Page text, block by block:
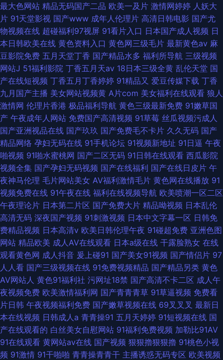
最大色网站 精品无码国产二品 欧美一及片 激情网婷婷 人妖大
片 91天堂影视 国产www 成年人伦理片 高清日韩电影 国产尤
物视频在线 超碰福利97视屏 91看片入口 日本国产成人视频 日
本日韩欧美在线 黄色资料入口 黄色网三级毛片 最新黄色av 麻
豆影院免费 五月天堂丁香 国产精品水多 福利所导航 三级视频
网站J 51福利影院 丁香五月天av 18日本三级全黄 乱伦天堂 国
产在线短视频 丁香五月丁香婷婷 91精品又 爱豆传媒下载 丁香
九月国产主播 美女网站视频黄 A片com 美女福利在线观看 狼人
激情网 伦理片香港 极品福利导航 黄色三级最新免费 91嫩草国
产 午夜成年人网站 免费国产高清视频 91草莓 丝瓜视频污成人
国产亚洲视品在线 国产玖玖 国产免费毛不卡片 久久无码 国产
精品网络 孕妇无码在线 91手机论坛 91视频新地址 91日逼 午夜
啪视频 91啪水蜜桃网 国产二区无码 91日韩在线观看 西瓜影院
视频全集 国产孕妇无码视频 国产在线福利 国产在线日皮片 午
夜神马伦理 毛片网站美女 AV福利激情毛片 黄色网在线播放 91
视频免费在线 91午夜在线 福利在线视频导航 欧美喷潮一区二区
午夜理论片 日本第二片区 国产免费大片 精品呦视频 日本乱伦
高清无码 深夜国产视频 91刺激视频 日本中文字幕一区 日韩免
费精品视频 日本高清v 欧美日韩伦理午夜 91碰超免费 亚洲色图
网站 精品欧美 成人AV在线观看 日本a级在线 干露脸熟女 在线
观看黄色网 成人抖音 爰上碰91 国产美女91视频 国产情侣片 97
人人看 国产三级视频在线 91免费视频精品 国产精品另类 黄色
AV网站人 黄色91福利社 污网址18禁 国产高清不卡二区 成人午
夜视频免费 欧美激情福利网 国产青青青草 91草逼视频 免费看
片日韩 午夜视频福利免费 国产嫩草视频在线 69叉叉叉 最新日
本在线视频 日韩成人a 青青操91 五月天婷婷 91短视频在线 国
产在线观看的 白丝美女自慰网站 91福利免费视频 加勒比91AV
91在线观看 黄网站av在线 国产视频 狠狠擼狠狠擼 91桃色小视
频 91激情 91干啪啪 青青操青青干 主播诱惑无码专区 欧美视频